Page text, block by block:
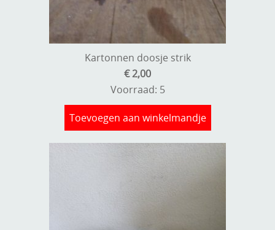
Kartonnen doosje strik
€ 2,00
Voorraad: 5
Toevoegen aan winkelmandje